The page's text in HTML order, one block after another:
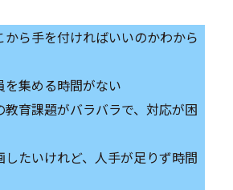
ら手を付ければいいのかわから
を集める時間がない
育課題がバラバラで、対応が困
たいけれど、人手が足りず時間